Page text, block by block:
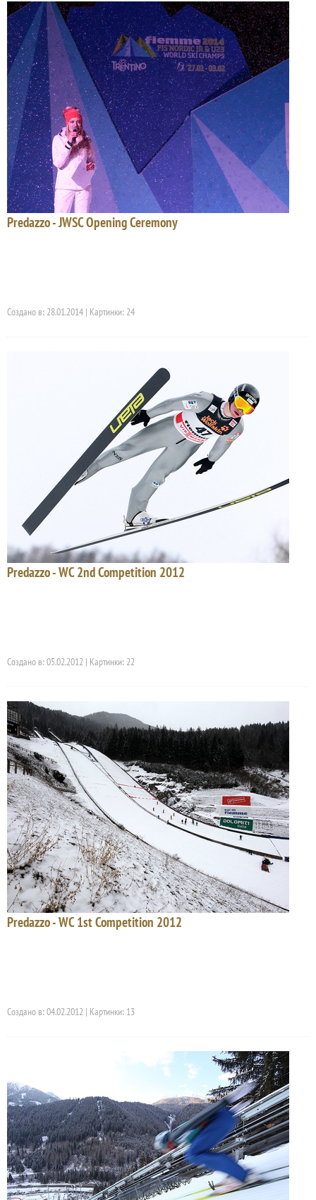
Predazzo - JWSC Opening Ceremony
Создано в: 28.01.2014 | Картинки: 24
Predazzo - WC 2nd Competition 2012
Создано в: 05.02.2012 | Картинки: 22
Predazzo - WC 1st Competition 2012
Создано в: 04.02.2012 | Картинки: 13